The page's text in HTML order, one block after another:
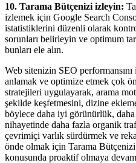
10. Tarama Bütçenizi izleyin:
izlemek için Google Search
istatistiklerini düzenli olarak
sorunları belirleyin ve optimum
bunları ele alın.
Web sitenizin SEO
anlamak ve optimize etmek çok
stratejileri uygulayarak, arama
şekilde keşfetmesini, dizine
böylece daha iyi görünürlük, daha
nihayetinde daha fazla organik
çevrimiçi varlık sürdürmek ve
önde olmak için Tarama
konusunda proaktif olmaya